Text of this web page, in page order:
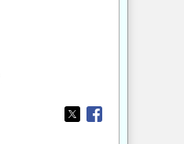
Opens in a new
Opens in a new